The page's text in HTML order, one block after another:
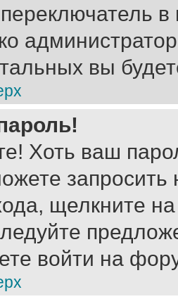
вы
Хоть ваш
щелкните
войти на